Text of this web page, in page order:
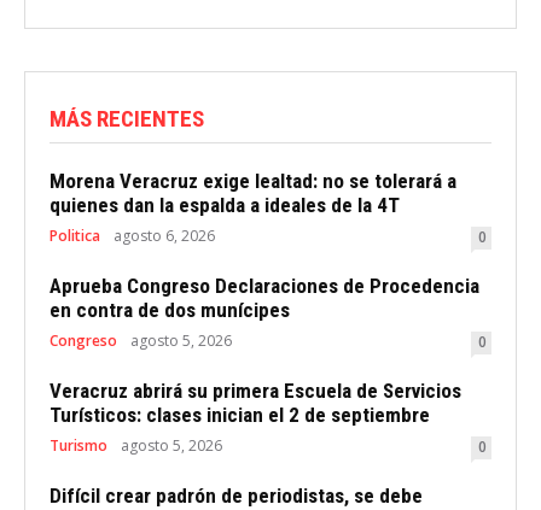
MÁS RECIENTES
Morena Veracruz exige lealtad: no se tolerará a
quienes dan la espalda a ideales de la 4T
Politica agosto 6, 2026 0
Aprueba Congreso Declaraciones de Procedencia
en contra de dos munícipes
Congreso agosto 5, 2026 0
Veracruz abrirá su primera Escuela de Servicios
Turísticos: clases inician el 2 de septiembre
Turismo agosto 5, 2026 0
Difícil crear padrón de periodistas, se debe